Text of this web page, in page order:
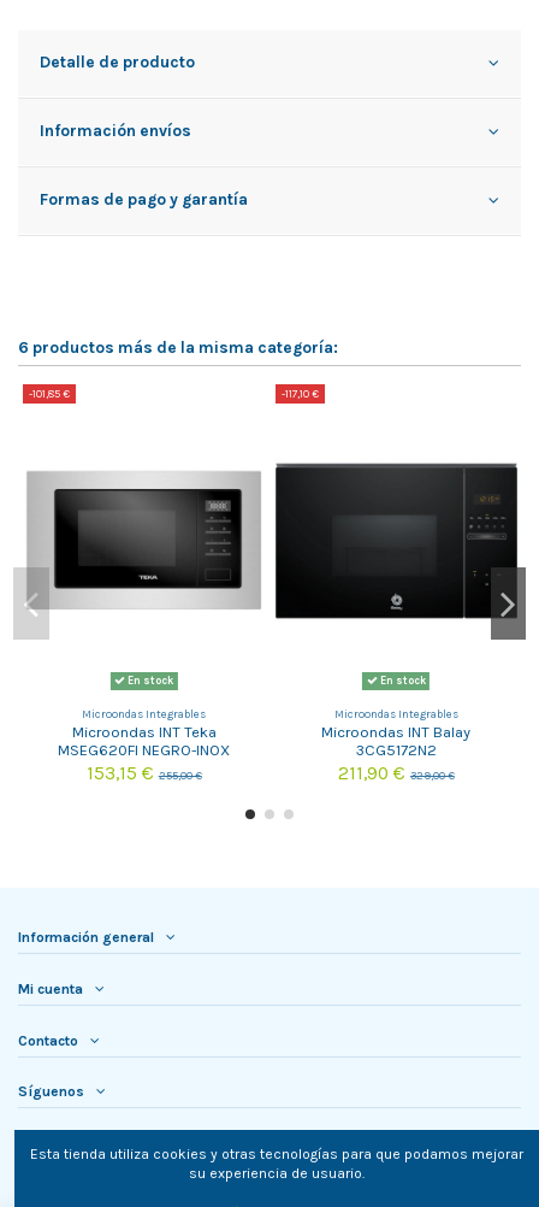
Detalle de producto
Información envíos
Formas de pago y garantía
6 productos más de la misma categoría:
-101,85 €
En stock
Microondas Integrables
Microondas INT Teka
MSEG620FI NEGRO-INOX
(SUST. MWE225FI )
153,15 €255,00 €
-117,10 €
En stock
Microondas Integrables
Microondas INT Balay
3CG5172N2
211,90 € 329,00 €
Información general
Mi cuenta
Contacto
Síguenos
Esta tienda utiliza cookies y otras tecnologías para que podamos mejorar
su experiencia de usuario.